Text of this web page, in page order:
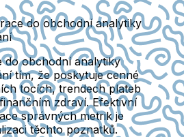
do obchodní analytiky
do obchodní analytiky
tím, že poskytuje cenné
tocích, trendech plateb
zdraví. Efektivní
správných metrik je
těchto poznatků.